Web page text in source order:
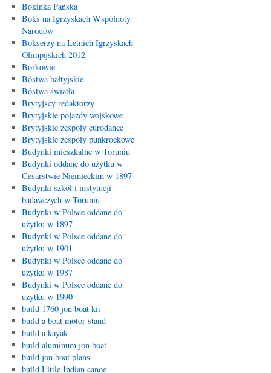
Bokinka Pańska
Boks na Igrzyskach Wspólnoty
Narodów
Bokserzy na Letnich Igrzyskach
Olimpijskich 2012
Borkowie
Bóstwa bałtyjskie
Bóstwa światła
Brytyjscy redaktorzy
Brytyjskie pojazdy wojskowe
Brytyjskie zespoły eurodance
Brytyjskie zespoły punkrockowe
Budynki mieszkalne w Toruniu
Budynki oddane do użytku w
Cesarstwie Niemieckim w 1897
Budynki szkół i instytucji
badawczych w Toruniu
Budynki w Polsce oddane do
użytku w 1897
Budynki w Polsce oddane do
użytku w 1901
Budynki w Polsce oddane do
użytku w 1987
Budynki w Polsce oddane do
użytku w 1990
build 1760 jon boat kit
build a boat motor stand
build a kayak
build aluminum jon boat
build jon boat plans
build Little Indian canoe